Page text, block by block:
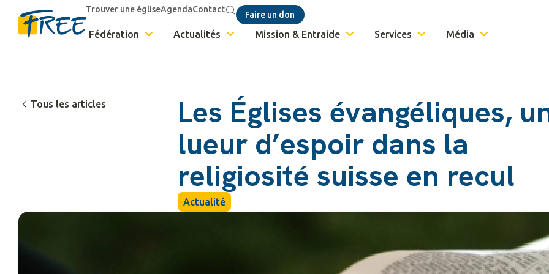
Trouver une égliseAgendaContact
Faire un don
Fédération Actualités Mission & Entraide Services Média
Tous les articles
Les Églises évangéliques,
lueur d’espoir dans la
religiosité suisse en recul
Actualité